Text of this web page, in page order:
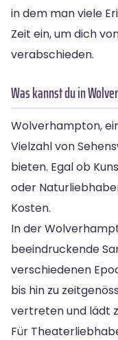
in dem man viele
Zeit ein, um dich
verabschieden.
Was kannst du in
Wolverhampton,
Vielzahl von
bieten. Egal ob
oder
Kosten.
In der
beeindruckende
verschiedenen
bis hin zu
vertreten und lädt
Für